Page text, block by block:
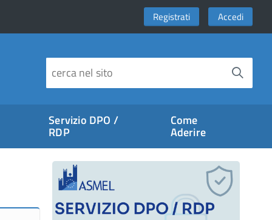
Registrati Accedi
Servizio DPO /
RDP
Come
Aderire